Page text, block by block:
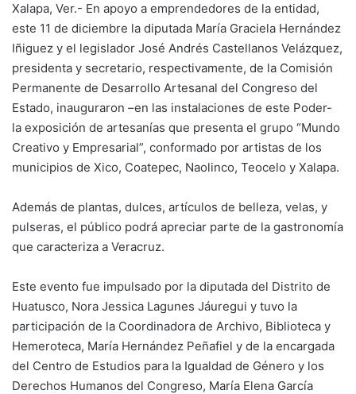
Xalapa, Ver.- En apoyo a emprendedores de la entidad,
este 11 de diciembre la diputada María Graciela Hernández
Iñiguez y el legislador José Andrés Castellanos Velázquez,
presidenta y secretario, respectivamente, de la Comisión
Permanente de Desarrollo Artesanal del Congreso del
Estado, inauguraron –en las instalaciones de este Poder-
la exposición de artesanías que presenta el grupo “Mundo
Creativo y Empresarial”, conformado por artistas de los
municipios de Xico, Coatepec, Naolinco, Teocelo y Xalapa.
Además de plantas, dulces, artículos de belleza, velas, y
pulseras, el público podrá apreciar parte de la gastronomía
que caracteriza a Veracruz.
Este evento fue impulsado por la diputada del Distrito de
Huatusco, Nora Jessica Lagunes Jáuregui y tuvo la
participación de la Coordinadora de Archivo, Biblioteca y
Hemeroteca, María Hernández Peñafiel y de la encargada
del Centro de Estudios para la Igualdad de Género y los
Derechos Humanos del Congreso, María Elena García